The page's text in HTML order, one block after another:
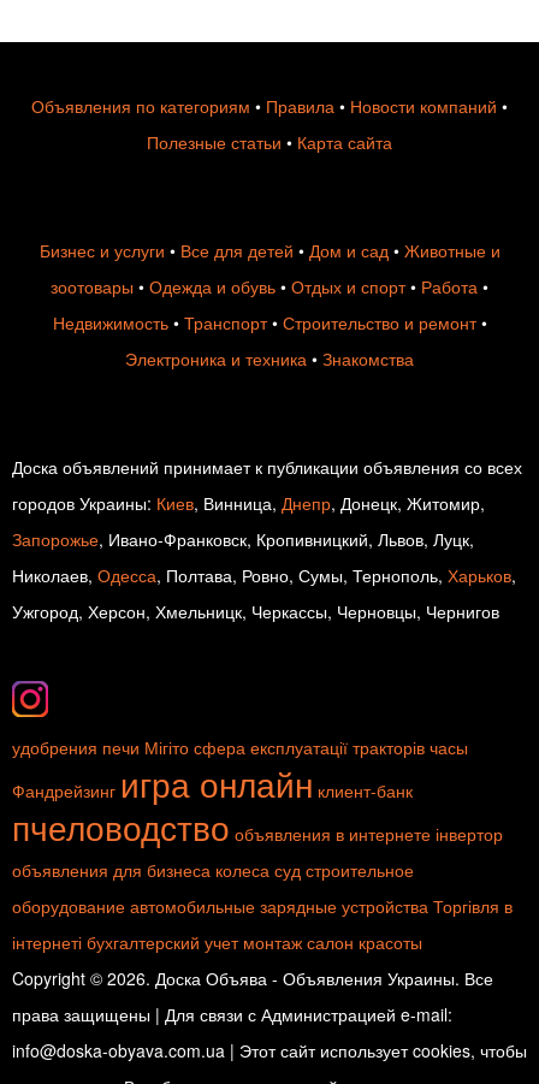
Объявления по категориям • Правила • Новости компаний •
Полезные статьи • Карта сайта
Бизнес и услуги • Все для детей • Дом и сад• Животные и
зоотовары • Одежда и обувь • Отдых и спорт• Работа •
Недвижимость• Транспорт• Строительство и ремонт•
Электроника и техника • Знакомства
Доска объявлений принимает к публикации объявления со всех
городов Украины: Киев, Винница, Днепр, Донецк, Житомир,
Запорожье, Ивано-Франковск, Кропивницкий, Львов, Луцк,
Николаев, Одесса, Полтава, Ровно, Сумы, Тернополь, Харьков,
Ужгород, Херсон, Хмельницк, Черкассы, Черновцы, Чернигов
удобрения печи Мігіто сфера експлуатації тракторів часы
Фандрейзинг игра онлайн клиент-банк
пчеловодство объявления в интернете інвертор
объявления для бизнеса колеса суд строительное
оборудование автомобильные зарядные устройства Торгівля в
інтернеті бухгалтерский учет монтаж салон красоты
Copyright © 2026. Доска Объява - Объявления Украины. Все
права защищены | Для связи с Администрацией e-mail:
info@doska-obyava.com.ua | Этот сайт использует cookies, чтобы